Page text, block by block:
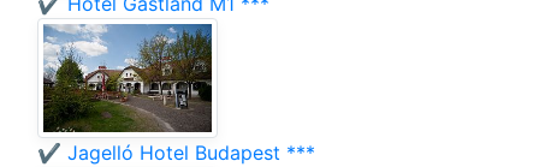
✔️ Jagelló Hotel Budapest ***